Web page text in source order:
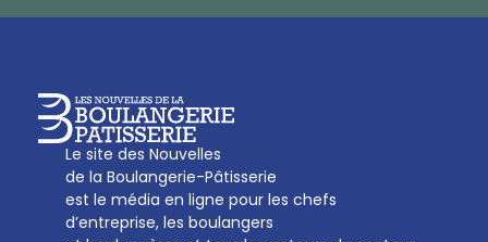
Le site des Nouvelles
de la Boulangerie-Pâtisserie
est le média en ligne pour les chefs
d’entreprise, les boulangers